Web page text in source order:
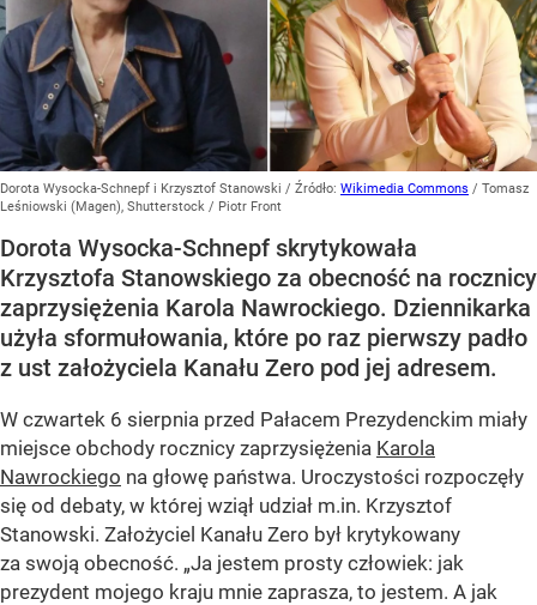
Dorota Wysocka-Schnepf i Krzysztof Stanowski / Źródło: Wikimedia Commons / Tomasz
Leśniowski (Magen), Shutterstock / Piotr Front
Dorota Wysocka-Schnepf skrytykowała
Krzysztofa Stanowskiego za obecność na rocznicy
zaprzysiężenia Karola Nawrockiego. Dziennikarka
użyła sformułowania, które po raz pierwszy padło
z ust założyciela Kanału Zero pod jej adresem.
W czwartek 6 sierpnia przed Pałacem Prezydenckim miały
miejsce obchody rocznicy zaprzysiężenia Karola
Nawrockiego na głowę państwa. Uroczystości rozpoczęły
się od debaty, w której wziął udział m.in. Krzysztof
Stanowski. Założyciel Kanału Zero był krytykowany
za swoją obecność. „Ja jestem prosty człowiek: jak
prezydent mojego kraju mnie zaprasza, to jestem. A jak